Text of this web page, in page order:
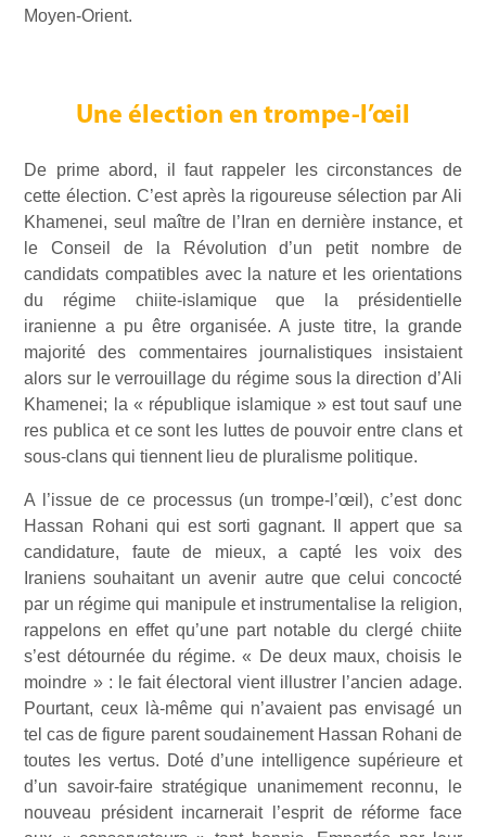
Moyen-Orient.
Une élection en trompe-l’œil
De prime abord, il faut rappeler les circonstances de
cette élection. C’est après la rigoureuse sélection par Ali
Khamenei, seul maître de l’Iran en dernière instance, et
le Conseil de la Révolution d’un petit nombre de
candidats compatibles avec la nature et les orientations
du régime chiite-islamique que la présidentielle
iranienne a pu être organisée. A juste titre, la grande
majorité des commentaires journalistiques insistaient
alors sur le verrouillage du régime sous la direction d’Ali
Khamenei; la « république islamique » est tout sauf une
res publica et ce sont les luttes de pouvoir entre clans et
sous-clans qui tiennent lieu de pluralisme politique.
A l’issue de ce processus (un trompe-l’œil), c’est donc
Hassan Rohani qui est sorti gagnant. Il appert que sa
candidature, faute de mieux, a capté les voix des
Iraniens souhaitant un avenir autre que celui concocté
par un régime qui manipule et instrumentalise la religion,
rappelons en effet qu’une part notable du clergé chiite
s’est détournée du régime. « De deux maux, choisis le
moindre » : le fait électoral vient illustrer l’ancien adage.
Pourtant, ceux là-même qui n’avaient pas envisagé un
tel cas de figure parent soudainement Hassan Rohani de
toutes les vertus. Doté d’une intelligence supérieure et
d’un savoir-faire stratégique unanimement reconnu, le
nouveau président incarnerait l’esprit de réforme face